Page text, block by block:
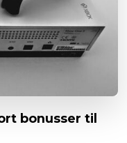
bonusser til